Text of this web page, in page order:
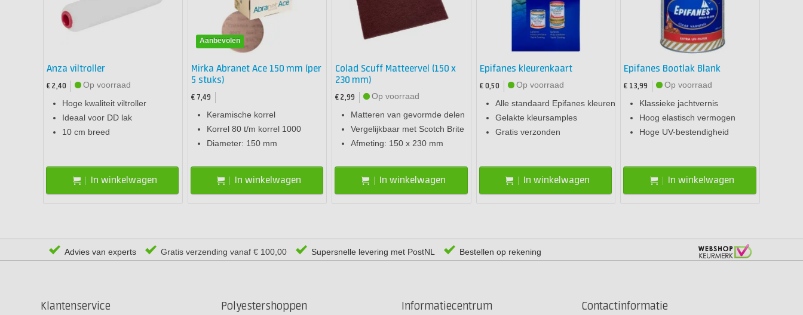
Anza viltroller
€ 2,40
Op voorraad
Hoge kwaliteit viltroller
Ideaal voor DD lak
10 cm breed
In winkelwagen
Aanbevolen
Mirka Abranet Ace 150 mm (per
5 stuks)
€ 7,49
Keramische korrel
Korrel 80 t/m korrel 1000
Diameter: 150 mm
In winkelwagen
Colad Scuff Matteervel (150 x
230 mm)
€ 2,99
Op voorraad
Matteren van gevormde delen
Vergelijkbaar met Scotch Brite
Afmeting: 150 x 230 mm
In winkelwagen
Epifanes kleurenkaart
€ 0,50
Op voorraad
Alle standaard Epifanes kleuren
Gelakte kleursamples
Gratis verzonden
In winkelwagen
Epifanes Bootlak Blank
€ 13,99
Op voorraad
Klassieke jachtvernis
Hoog elastisch vermogen
Hoge UV-bestendigheid
In winkelwagen
Advies van experts Gratis verzending vanaf € 100,00 Supersnelle levering met PostNL Bestellen op rekening
Klantenservice Polyestershoppen Informatiecentrum Contactinformatie